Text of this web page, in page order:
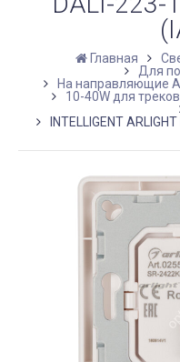
Главная
Для
На направляющие
10-40W для
INTELLIGENT